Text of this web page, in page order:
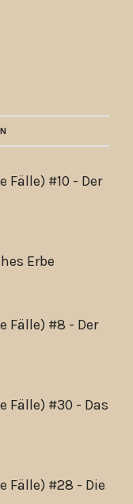
Fälle) #10 - Der
Erbe
Fälle) #8 - Der
Fälle) #30 - Das
Fälle) #28 - Die